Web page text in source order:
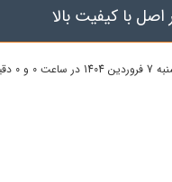
با کیفیت بالا
0 و 0 دقیقه